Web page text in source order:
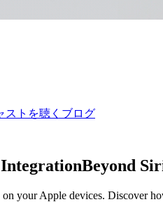
ストを聴く ブログ
Beyond
your Apple devices. Discover